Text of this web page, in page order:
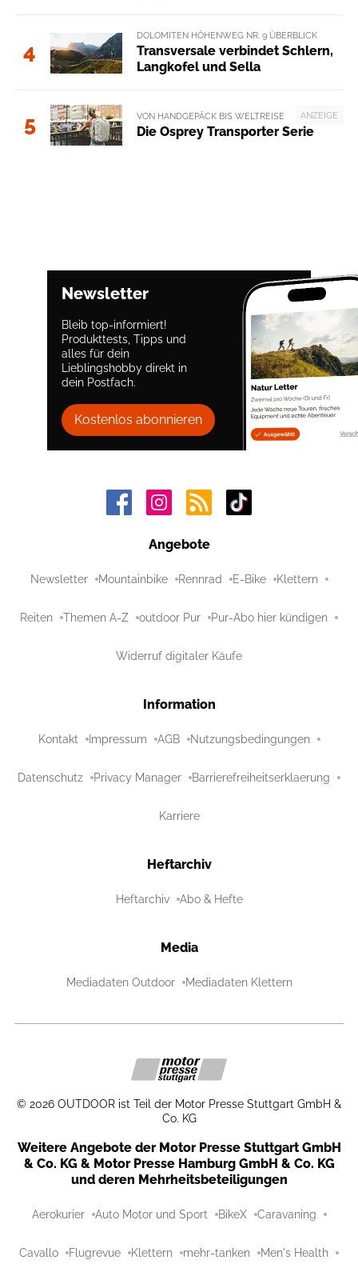
4
DOLOMITEN HÖHENWEG NR. 9 ÜBERBLICK
Transversale verbindet Schlern,
Langkofel und Sella
5 ANZEIGE
VON HANDGEPÄCK BIS WELTREISE
Die Osprey Transporter Serie
Newsletter
Bleib top-informiert!
Produkttests, Tipps und
alles für dein
Lieblingshobby direkt in
dein Postfach.
Kostenlos abonnieren
Angebote
Newsletter Mountainbike Rennrad E-Bike Klettern
Reiten Themen A-Z outdoor Pur Pur-Abo hier kündigen
Widerruf digitaler Käufe
Information
Kontakt Impressum AGB Nutzungsbedingungen
Datenschutz Privacy Manager Barrierefreiheitserklaerung
Karriere
Heftarchiv
Heftarchiv Abo & Hefte
Media
Mediadaten Outdoor Mediadaten Klettern
© 2026 OUTDOOR ist Teil der Motor Presse Stuttgart GmbH &
Co. KG
Weitere Angebote der Motor Presse Stuttgart GmbH
& Co. KG & Motor Presse Hamburg GmbH & Co. KG
und deren Mehrheitsbeteiligungen
Aerokurier Auto Motor und Sport BikeX Caravaning
Cavallo Flugrevue Klettern mehr-tanken Men's Health